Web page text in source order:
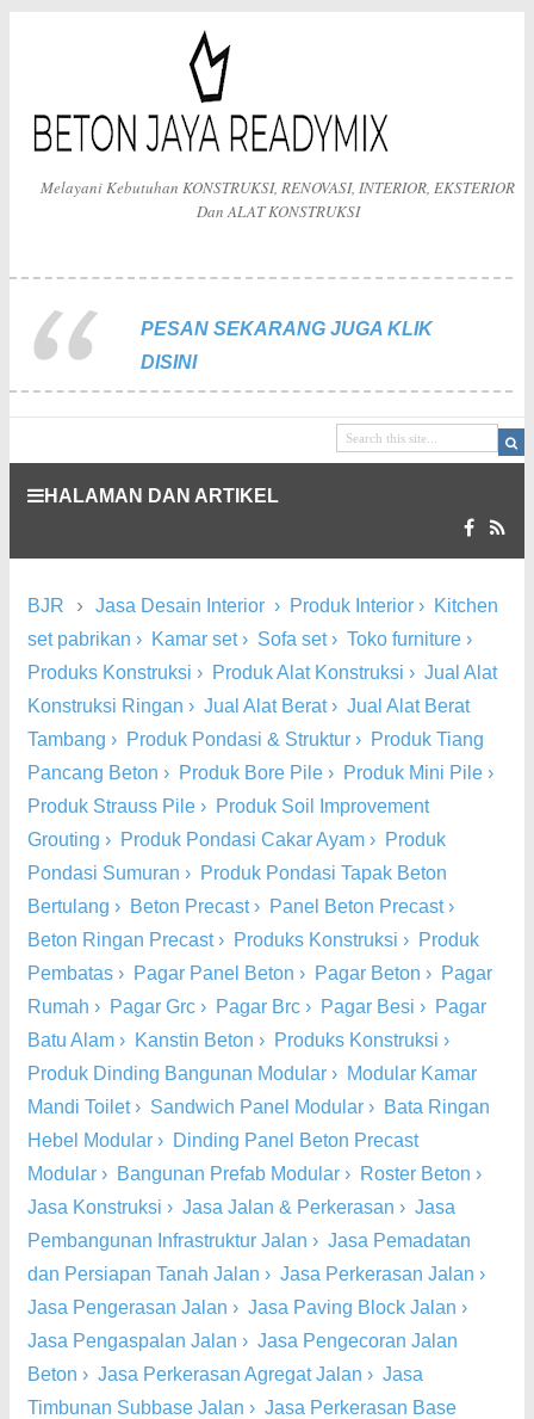
Melayani Kebutuhan KONSTRUKSI, RENOVASI, INTERIOR, EKSTERIOR
Dan ALAT KONSTRUKSI
PESAN SEKARANG JUGA KLIK
DISINI
HALAMAN DAN ARTIKEL
BJR › Jasa Desain Interior › Produk Interior › Kitchen
set pabrikan › Kamar set› Sofa set› Toko furniture ›
Produks Konstruksi › Produk Alat Konstruksi › Jual Alat
Konstruksi Ringan › Jual Alat Berat› Jual Alat Berat
Tambang › Produk Pondasi & Struktur › Produk Tiang
Pancang Beton › Produk Bore Pile › Produk Mini Pile ›
Produk Strauss Pile › Produk Soil Improvement
Grouting › Produk Pondasi Cakar Ayam › Produk
Pondasi Sumuran › Produk Pondasi Tapak Beton
Bertulang › Beton Precast› Panel Beton Precast›
Beton Ringan Precast› Produks Konstruksi › Produk
Pembatas › Pagar Panel Beton › Pagar Beton › Pagar
Rumah › Pagar Grc › Pagar Brc › Pagar Besi › Pagar
Batu Alam › Kanstin Beton › Produks Konstruksi ›
Produk Dinding Bangunan Modular › Modular Kamar
Mandi Toilet› Sandwich Panel Modular › Bata Ringan
Hebel Modular › Dinding Panel Beton Precast
Modular › Bangunan Prefab Modular › Roster Beton ›
Jasa Konstruksi › Jasa Jalan & Perkerasan › Jasa
Pembangunan Infrastruktur Jalan › Jasa Pemadatan
dan Persiapan Tanah Jalan › Jasa Perkerasan Jalan ›
Jasa Pengerasan Jalan › Jasa Paving Block Jalan ›
Jasa Pengaspalan Jalan › Jasa Pengecoran Jalan
Beton › Jasa Perkerasan Agregat Jalan › Jasa
Timbunan Subbase Jalan › Jasa Perkerasan Base